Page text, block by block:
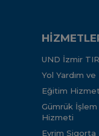
UND İzmir
Yol Yardım
Eğitim
Gümrük İşlem
Hizmeti
Evrim Sigorta